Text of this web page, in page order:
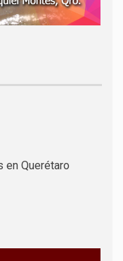
en Querétaro